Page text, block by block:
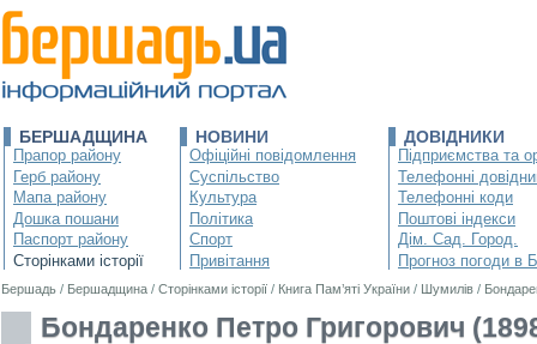
БЕРШАДЩИНА
Прапор району
Герб району
Мапа району
Дошка пошани
Паспорт району
Сторінками історії
НОВИНИ
Офіційні повідомлення
Суспільство
Культура
Політика
Спорт
Привітання
ДОВІДНИКИ
Підприємства та
Телефонні
Телефонні коди
Поштові індекси
Дім. Сад. Город.
Прогноз погоди в
Бершадь / Бершадщина / Сторінками історії / Книга Пам’яті України / Шумилів /
Бондаренко Петро Григорович